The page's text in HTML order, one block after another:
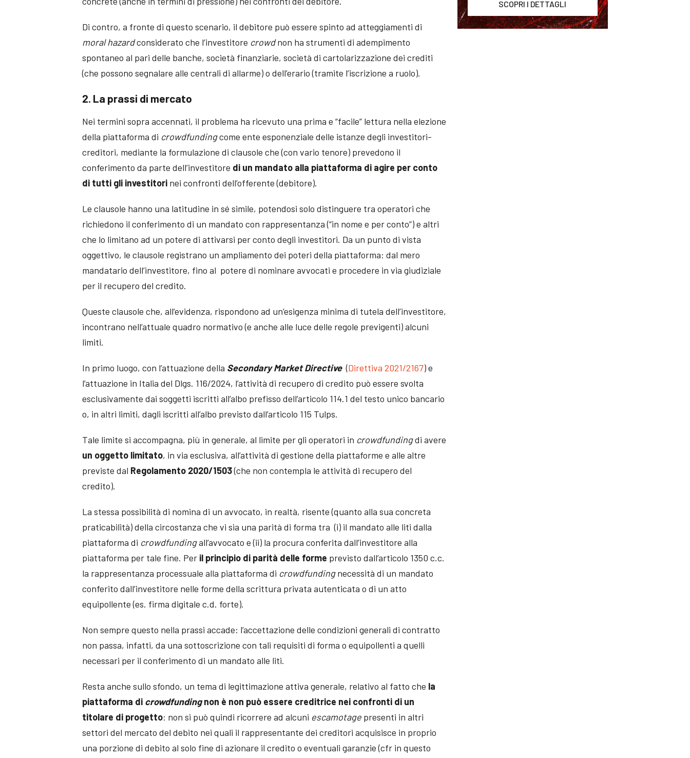
Di contro, a fronte di questo scenario, il debitore può essere spinto ad atteggiamenti di
moral hazardconsiderato che l’investitore crowdnon ha strumenti di adempimento
spontaneo al pari delle banche, società finanziarie, società di cartolarizzazione dei crediti
(che possono segnalare alle centrali di allarme) o dell’erario (tramite l’iscrizione a ruolo).
2. La prassi di mercato
Nei termini sopra accennati, il problema ha ricevuto una prima e “facile” lettura nella elezione
della piattaforma di crowdfundingcome ente esponenziale delle istanze degli investitori-
creditori, mediante la formulazione di clausole che (con vario tenore) prevedono il
conferimento da parte dell’investitore di un mandato alla piattaforma di agire per conto
di tutti gli investitori nei confronti dell’offerente (debitore).
Le clausole hanno una latitudine in sé simile, potendosi solo distinguere tra operatori che
richiedono il conferimento di un mandato con rappresentanza (“in nome e per conto”) e altri
che lo limitano ad un potere di attivarsi per conto degli investitori. Da un punto di vista
oggettivo, le clausole registrano un ampliamento dei poteri della piattaforma: dal mero
mandatario dell’investitore, fino al potere di nominare avvocati e procedere in via giudiziale
per il recupero del credito.
Queste clausole che, all’evidenza, rispondono ad un’esigenza minima di tutela dell’investitore,
incontrano nell’attuale quadro normativo (e anche alle luce delle regole previgenti) alcuni
limiti.
In primo luogo, con l’attuazione della Secondary Market Directive(Direttiva 2021/2167) e
l’attuazione in Italia del Dlgs. 116/2024, l’attività di recupero di credito può essere svolta
esclusivamente dai soggetti iscritti all’albo prefisso dell’articolo 114.1 del testo unico bancario
o, in altri limiti, dagli iscritti all’albo previsto dall’articolo 115 Tulps.
Tale limite si accompagna, più in generale, al limite per gli operatori in crowdfundingdi avere
un oggetto limitato, in via esclusiva, all’attività di gestione della piattaforme e alle altre
previste dal Regolamento 2020/1503(che non contempla le attività di recupero del
credito).
La stessa possibilità di nomina di un avvocato, in realtà, risente (quanto alla sua concreta
praticabilità) della circostanza che vi sia una parità di forma tra (i) il mandato alle liti dalla
piattaforma di crowdfundingall’avvocato e (ii) la procura conferita dall’investitore alla
piattaforma per tale fine. Per il principio di parità delle forme previsto dall’articolo 1350 c.c.
la rappresentanza processuale alla piattaforma di crowdfundingnecessità di un mandato
conferito dall’investitore nelle forme della scrittura privata autenticata o di un atto
equipollente (es. firma digitale c.d. forte).
Non sempre questo nella prassi accade: l’accettazione delle condizioni generali di contratto
non passa, infatti, da una sottoscrizione con tali requisiti di forma o equipollenti a quelli
necessari per il conferimento di un mandato alle liti.
Resta anche sullo sfondo, un tema di legittimazione attiva generale, relativo al fatto che la
piattaforma di crowdfundingnon è non può essere creditrice nei confronti di un
titolare di progetto: non si può quindi ricorrere ad alcuni escamotage presenti in altri
settori del mercato del debito nei quali il rappresentante dei creditori acquisisce in proprio
una porzione di debito al solo fine di azionare il credito o eventuali garanzie (cfr in questo
SCOPRI I DETTAGLI